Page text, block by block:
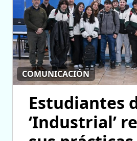
COMUNICACIÓN
Estudiantes
‘Industrial’